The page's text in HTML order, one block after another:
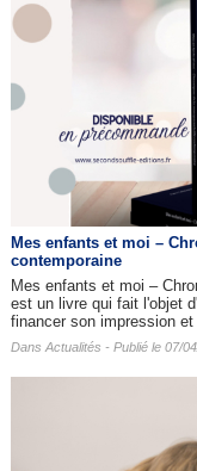
Mes enfants et moi –
contemporaine
Mes enfants et moi –
est un livre qui fait l'objet
financer son impression
Dans Actualités - Publié le 07/